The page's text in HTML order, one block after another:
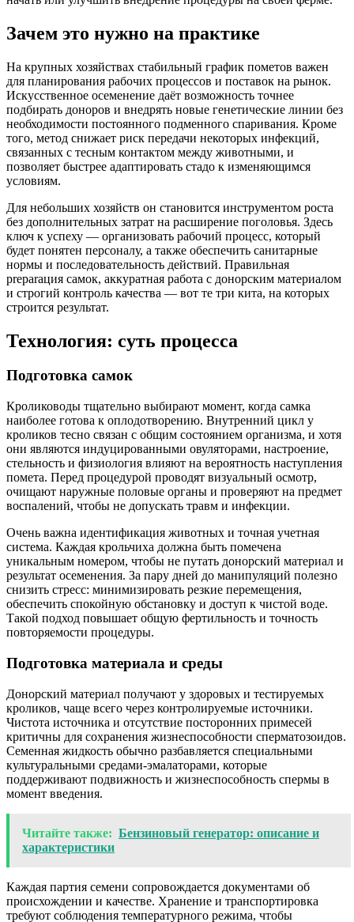
Зачем это нужно на практике
На крупных хозяйствах стабильный график пометов важен
для планирования рабочих процессов и поставок на рынок.
Искусственное осеменение даёт возможность точнее
подбирать доноров и внедрять новые генетические линии без
необходимости постоянного подменного спаривания. Кроме
того, метод снижает риск передачи некоторых инфекций,
связанных с тесным контактом между животными, и
позволяет быстрее адаптировать стадо к изменяющимся
условиям.
Для небольших хозяйств он становится инструментом роста
без дополнительных затрат на расширение поголовья. Здесь
ключ к успеху — организовать рабочий процесс, который
будет понятен персоналу, а также обеспечить санитарные
нормы и последовательность действий. Правильная
preparация самок, аккуратная работа с донорским материалом
и строгий контроль качества — вот те три китa, на которых
строится результат.
Технология: суть процесса
Подготовка самок
Кролиководы тщательно выбирают момент, когда самка
наиболее готова к оплодотворению. Внутренний цикл у
кроликов тесно связан с общим состоянием организма, и хотя
они являются индуцированными овуляторами, настроение,
стельность и физиология влияют на вероятность наступления
помета. Перед процедурой проводят визуальный осмотр,
очищают наружные половые органы и проверяют на предмет
воспалений, чтобы не допускать травм и инфекции.
Очень важна идентификация животных и точная учетная
система. Каждая крольчиха должна быть помечена
уникальным номером, чтобы не путать донорский материал и
результат осеменения. За пару дней до манипуляций полезно
снизить стресс: минимизировать резкие перемещения,
обеспечить спокойную обстановку и доступ к чистой воде.
Такой подход повышает общую фертильность и точность
повторяемости процедуры.
Подготовка материала и среды
Донорский материал получают у здоровых и тестируемых
кроликов, чаще всего через контролируемые источники.
Чистота источника и отсутствие посторонних примесей
критичны для сохранения жизнеспособности сперматозоидов.
Семенная жидкость обычно разбавляется специальными
культуральными средами-эмалаторами, которые
поддерживают подвижность и жизнеспособность спермы в
момент введения.
Читайте также: Бензиновый генератор: описание и
характеристики
Каждая партия семени сопровождается документами об
происхождении и качестве. Хранение и транспортировка
требуют соблюдения температурного режима, чтобы